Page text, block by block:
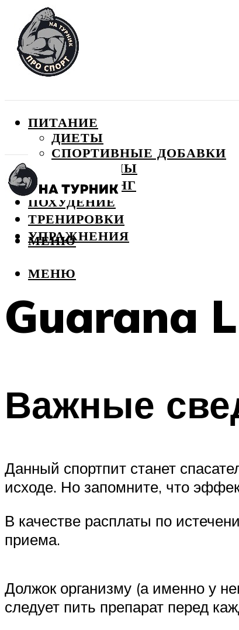
ПИТАНИЕ
ДИЕТЫ
СПОРТИВНЫЕ ДОБАВКИ
ВИТАМИНЫ
БОДИБИЛДИНГ
ПОХУДЕНИЕ
ТРЕНИРОВКИ
УПРАЖНЕНИЯ
МЕНЮ
МЕНЮ
Guarana
Важные
Данный спортпит станет
исходе. Но запомните, что
В качестве расплаты по
приема.
Должок организму (а именно у
следует пить препарат перед